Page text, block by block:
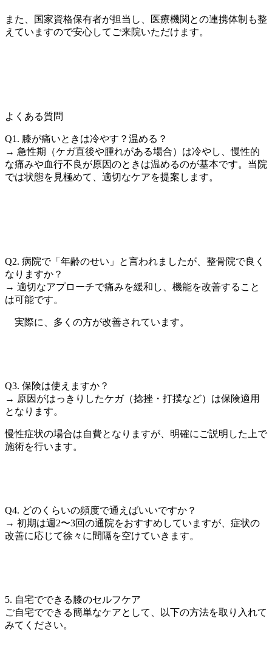
また、国家資格保有者が担当し、医療機関との連携体制も整
えていますので安心してご来院いただけます。
よくある質問
Q1. 膝が痛いときは冷やす？温める？
→ 急性期（ケガ直後や腫れがある場合）は冷やし、慢性的
な痛みや血行不良が原因のときは温めるのが基本です。当院
では状態を見極めて、適切なケアを提案します。
Q2. 病院で「年齢のせい」と言われましたが、整骨院で良く
なりますか？
→ 適切なアプローチで痛みを緩和し、機能を改善すること
は可能です。
実際に、多くの方が改善されています。
Q3. 保険は使えますか？
→ 原因がはっきりしたケガ（捻挫・打撲など）は保険適用
となります。
慢性症状の場合は自費となりますが、明確にご説明した上で
施術を行います。
Q4. どのくらいの頻度で通えばいいですか？
→ 初期は週2〜3回の通院をおすすめしていますが、症状の
改善に応じて徐々に間隔を空けていきます。
5. 自宅でできる膝のセルフケア
ご自宅でできる簡単なケアとして、以下の方法を取り入れて
みてください。